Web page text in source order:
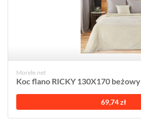
Morele.net
Koc flano RICKY 130X170 beżowy
69,74 zł